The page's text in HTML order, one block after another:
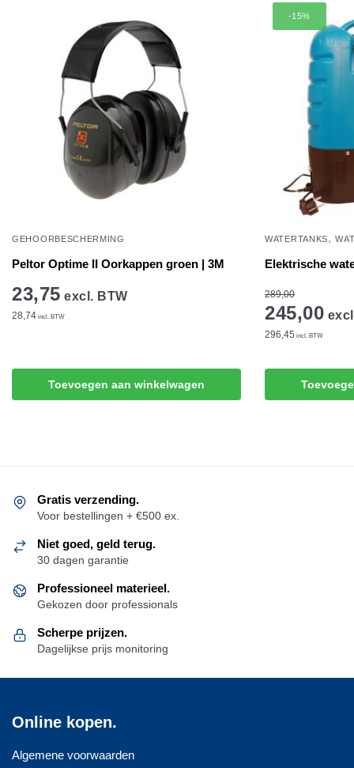
GEHOORBESCHERMING
Peltor Optime II Oorkappen groen | 3M
23,75 excl. BTW
28,74 incl. BTW
Toevoegen aan winkelwagen
-15%
WATERTANKS,
Elektrische
289,00
245,00
296,45 incl. BTW
Gratis verzending.
Voor bestellingen + €500 ex.
Niet goed, geld terug.
30 dagen garantie
Professioneel materieel.
Gekozen door professionals
Scherpe prijzen.
Dagelijkse prijs monitoring
Online kopen.
Algemene voorwaarden